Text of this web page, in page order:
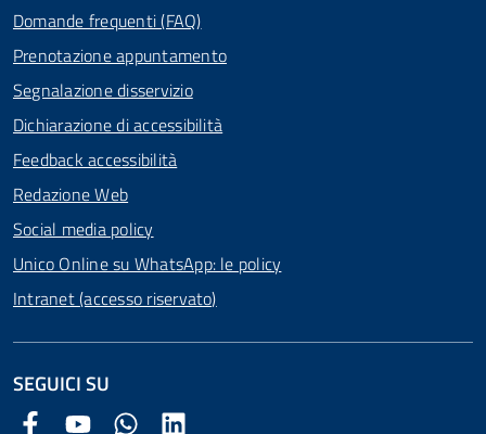
Domande frequenti (FAQ)
Prenotazione appuntamento
Segnalazione disservizio
Dichiarazione di accessibilità
Feedback accessibilità
Redazione Web
Social media policy
Unico Online su WhatsApp: le policy
Intranet (accesso riservato)
SEGUICI SU
Facebook Comune di Arezzo
Youtube Comune di Arezzo
Twitter Comune di Arezzo